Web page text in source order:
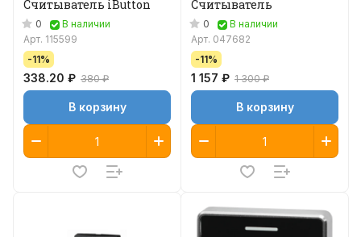
Считыватель iButton
0
В наличии
Арт. 115599
-11%
338.20 ₽ 380 ₽
В корзину
Считыватель
0
В наличии
Арт. 047682
-11%
1 157 ₽ 1 300 ₽
В корзину